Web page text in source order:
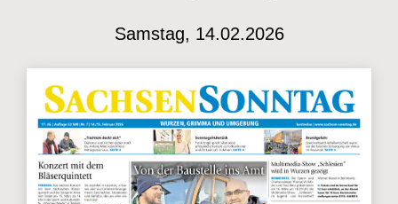
Samstag, 14.02.2026